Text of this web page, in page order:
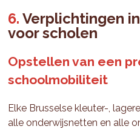
Verplichtingen
voor scholen
Opstellen van een
schoolmobiliteit
Elke Brusselse kleuter-,
alle onderwijsnetten en alle